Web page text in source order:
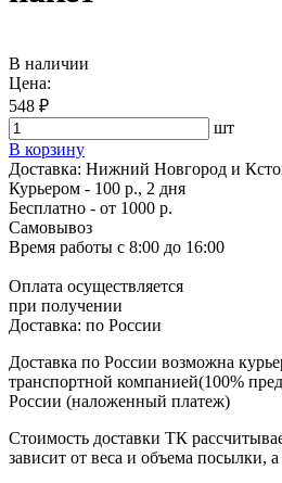
В наличии
Цена:
548 ₽
шт
В корзину
Доставка: Нижний Новгород и
Курьером - 100 р., 2 дня
Бесплатно - от 1000 р.
Самовывоз
Время работы с 8:00 до 16:00
Оплата осуществляется
при получении
Доставка: по России
Доставка по России возможна
транспортной компанией(100%
России (наложенный платеж)
Стоимость доставки ТК
зависит от веса и объема посылки,